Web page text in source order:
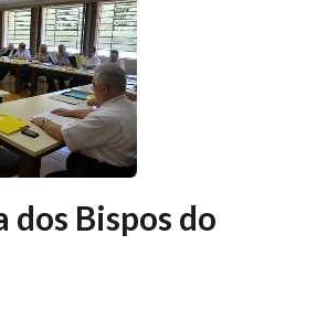
dos Bispos do